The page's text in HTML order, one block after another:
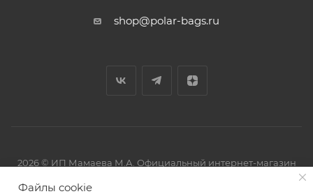
shop@polar-bags.ru
2026 © ИП Мамаева М.А. Официальный интернет-магазин
Файлы cookie